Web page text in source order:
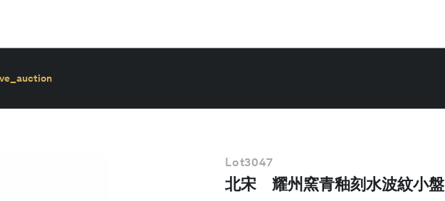
Lot3047
北宋 耀州窯青釉刻水波紋小盤